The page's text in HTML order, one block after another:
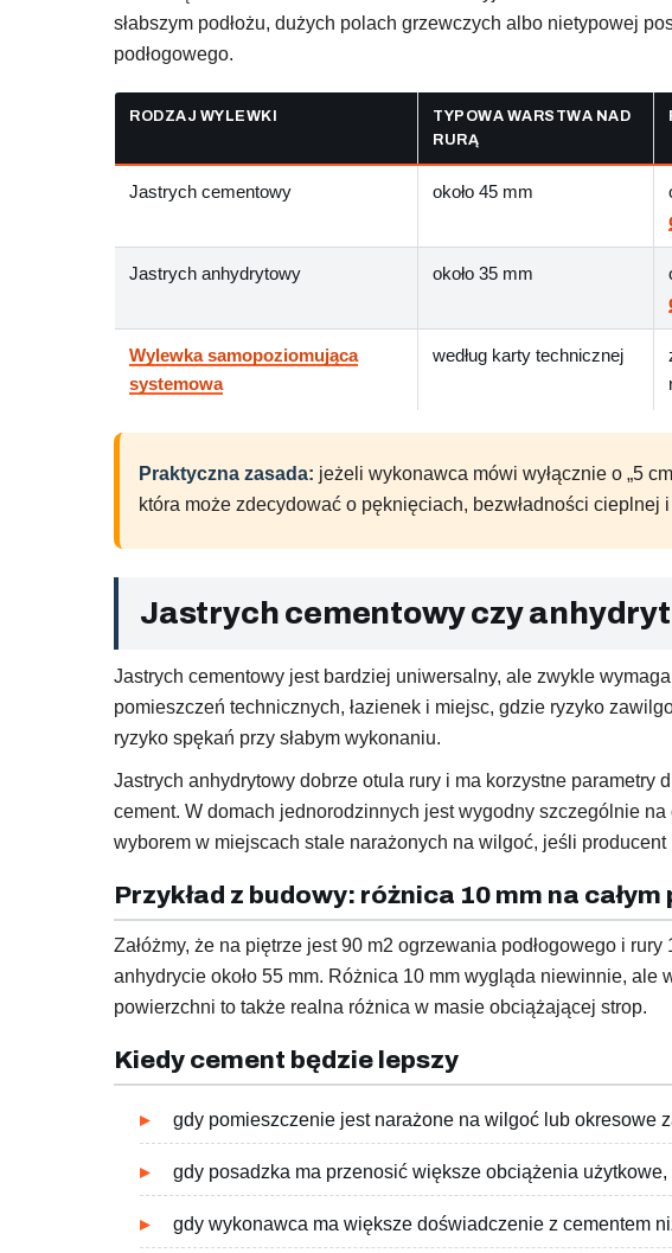
słabszym podłożu, dużych polach grzewczych albo nietypowej
podłogowego.
RODZAJ WYLEWKI
TYPOWA WARSTWA NAD
RURĄ
Jastrych cementowy około 45 mm
Jastrych anhydrytowy około 35 mm
Wylewka samopoziomująca
systemowa
według karty technicznej
Praktyczna zasada: jeżeli wykonawca mówi wyłącznie o „5
która może zdecydować o pęknięciach, bezwładności cieplnej
Jastrych cementowy czy
Jastrych cementowy jest bardziej uniwersalny, ale zwykle
pomieszczeń technicznych, łazienek i miejsc, gdzie ryzyko
ryzyko spękań przy słabym wykonaniu.
Jastrych anhydrytowy dobrze otula rury i ma korzystne
cement. W domach jednorodzinnych jest wygodny szczególnie
wyborem w miejscach stale narażonych na wilgoć, jeśli
Przykład z budowy: różnica 10 mm na
Załóżmy, że na piętrze jest 90 m2 ogrzewania podłogowego i
anhydrycie około 55 mm. Różnica 10 mm wygląda niewinnie, ale
powierzchni to także realna różnica w masie obciążającej strop.
Kiedy cement będzie lepszy
gdy pomieszczenie jest narażone na wilgoć lub okresowe
gdy posadzka ma przenosić większe obciążenia użytkowe,
gdy wykonawca ma większe doświadczenie z cementem